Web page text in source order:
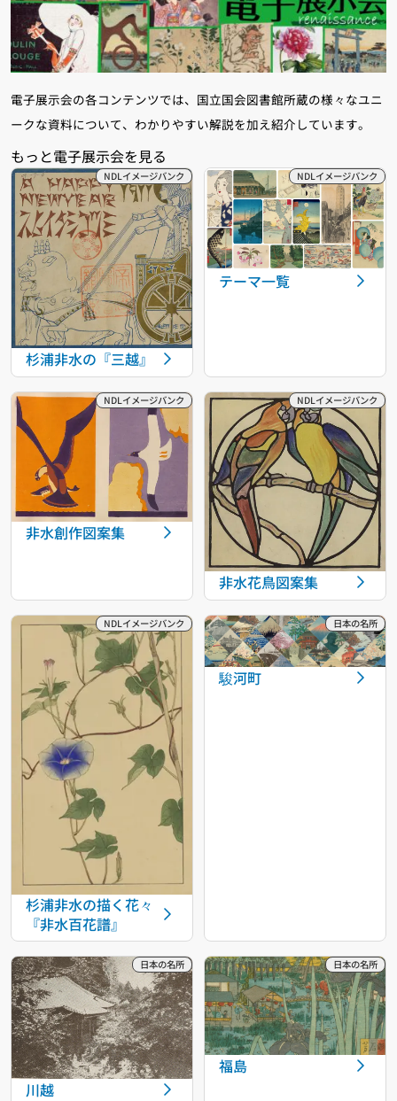
電子展示会の各コンテンツでは、国立国会図書館所蔵の様々なユニ
ークな資料について、わかりやすい解説を加え紹介しています。
杉浦非水の『三越』
テーマ一覧
非水創作図案集
非水花鳥図案集
杉浦非水の描く花々
『非水百花譜』
駿河町
川越
福島